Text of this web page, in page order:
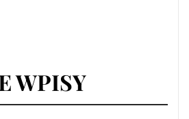
WPISY